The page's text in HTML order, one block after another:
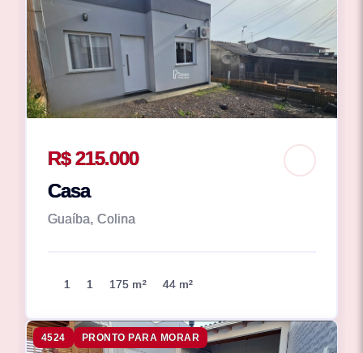
R$ 215.000
Casa
Guaíba, Colina
1 1 175 m² 44 m²
4524 PRONTO PARA MORAR